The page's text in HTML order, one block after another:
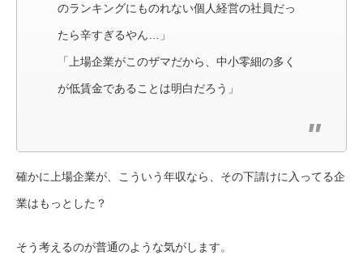
のランキングにものれない個人経営の社員だっ
たら辛すぎるやん…」
「上場企業がこのザマだから、中小零細の多く
が低賃金であることは明白だろう」
確かに上場企業が、こういう年収なら、その下請けに入ってる企
業はもっとした？
そう考えるのが普通のような気がします。